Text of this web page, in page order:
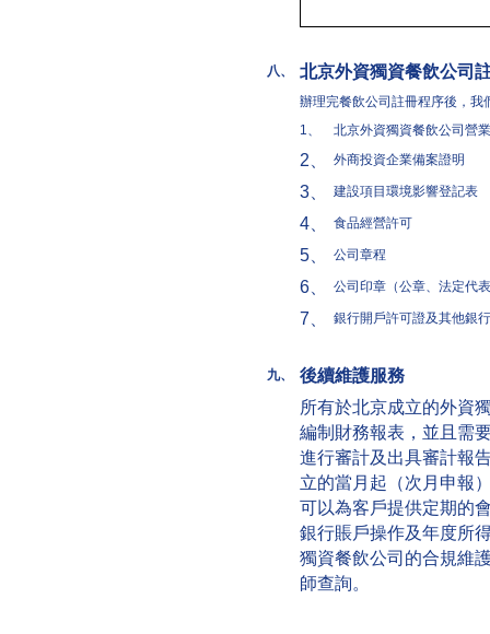
八、 北京外資獨資餐飲公司
辦理完餐飲公司註冊程序後，我
1、
北京外資獨資餐飲公司營
2、 外商投資企業備案證明
3、 建設項目環境影響登記表
4、 食品經營許可
5、 公司章程
6、 公司印章（公章、法定代
7、 銀行開戶許可證及其他銀
九、
後續維護服務
所有於北京成立的外資
編制財務報表，並且需
進行審計及出具審計報
立的當月起（次月申報
可以為客戶提供定期的
銀行賬戶操作及年度所
獨資餐飲公司的合規維
師查詢。